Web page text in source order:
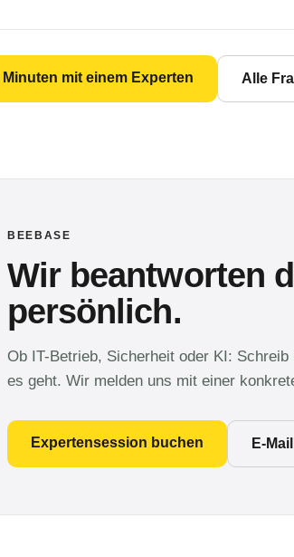
Minuten mit einem Experten Alle
BEEBASE
Wir beantworten
persönlich.
Ob IT-Betrieb, Sicherheit oder KI:
es geht. Wir melden uns mit einer
Expertensession buchen E-